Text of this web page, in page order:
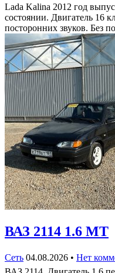
Lada Kalina 2012 год
состоянии. Двигатель 16
посторонних звуков. Без
ВАЗ 2114 1.6 MT
Сеть 04.08.2026 • Нет